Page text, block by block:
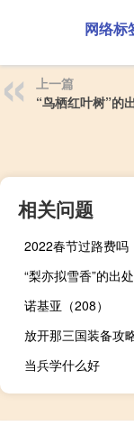
网络标
上一篇
“鸟栖红叶树”的
相关问题
2022春节过路费吗
“梨亦拟雪香”的出
诺基亚（208）
放开那三国装备攻
当兵学什么好